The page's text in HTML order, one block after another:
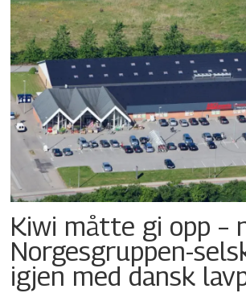
Kiwi måtte gi opp –
Norgesgruppen-
igjen med dansk